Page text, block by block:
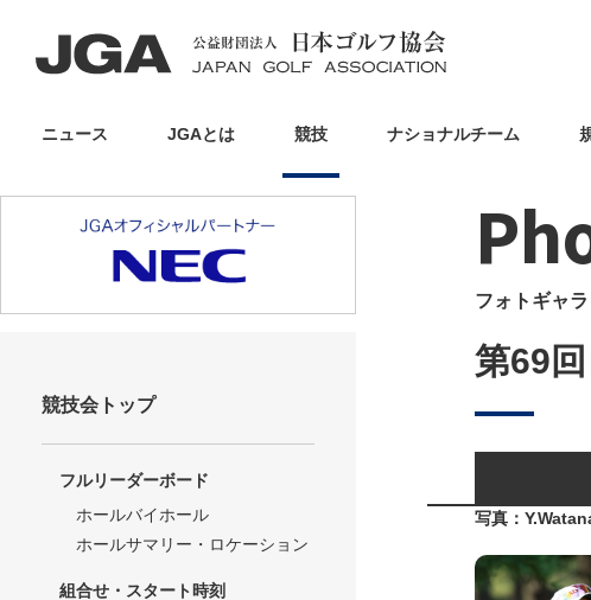
ニュース JGAとは 競技 ナショナルチーム
フォトギャ
第69
写真：
競技会トップ
フルリーダーボード
ホールバイホール
ホールサマリー・ロケーション
組合せ・スタート時刻